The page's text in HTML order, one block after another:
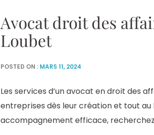
Avocat droit des
Loubet
POSTED ON : MARS 11, 2024
Les services d’un avocat en droit des
entreprises dès leur création et tout au
accompagnement efficace,